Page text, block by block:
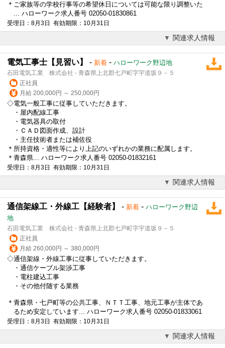
＊ご家族等の学校行事等の希望休日については可能な限り調整いた
... ハローワーク求人番号 02050-01830861
受理日：8月3日 有効期限：10月31日
関連求人情報
電気工事士【見習い】 - 新着 - ハローワーク野辺地
石田電気工業 株式会社 - 青森県上北郡七戸町字宇道坂９－５
正社員
月給 200,000円 ～ 250,000円
◇電気一般工事に従事していただきます。
・屋内配線工事
・電気器具の取付
・ＣＡＤ図面作成、設計
・主任技術者または補佐役
＊所持資格・適性等により上記のいずれかの業務に配属します。
＊青森県... ハローワーク求人番号 02050-01832161
受理日：8月3日 有効期限：10月31日
関連求人情報
通信架線工・外線工【経験者】 - 新着 - ハローワーク野辺
地
石田電気工業 株式会社 - 青森県上北郡七戸町字宇道坂９－５
正社員
月給 260,000円 ～ 380,000円
◇通信架線・外線工事に従事していただきます。
・通信ケーブル架渉工事
・電柱建込工事
・その他付随する業務
＊青森県・七戸町等の公共工事、ＮＴＴ工事、地元工事が主体であ
るため安定しています... ハローワーク求人番号 02050-01833061
受理日：8月3日 有効期限：10月31日
関連求人情報